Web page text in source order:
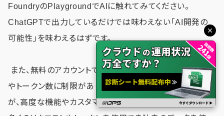
FoundryのPlaygroundでAIに触れてみてください。
ChatGPTで出力しているだけでは味わえない「AI開発の
可能性」を味わえるはずです。
また、無料のアカウントでは使用できるAPIのリクエスト数
やトークン数に制限があり、基本的な機能は利用可能です
が、高度な機能やカスタマイズ性は制限されています。より